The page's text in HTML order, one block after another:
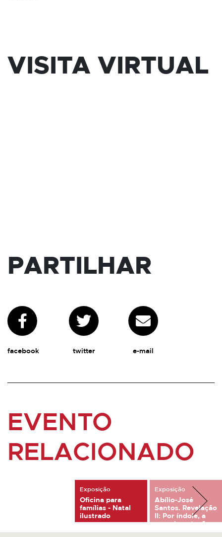
VISITA VIRTUAL
PARTILHAR
facebook twitter e-mail
EVENTO
RELACIONADO
Exposição
Oficina para
famílias - Natal
ilustrado
8 Dezembro, 2022 - 8
Exposição
Abílio-José
Santos. Revelação
II: Por índole, a
experimentação